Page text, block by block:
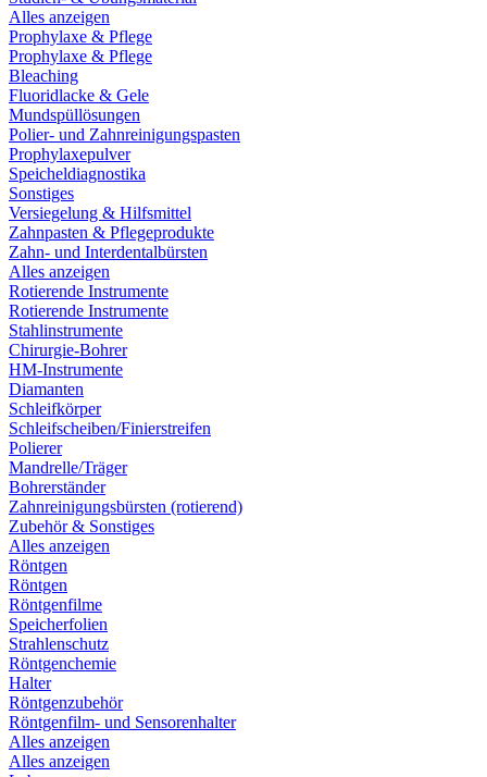
Alles anzeigen
Prophylaxe & Pflege
Prophylaxe & Pflege
Bleaching
Fluoridlacke & Gele
Mundspüllösungen
Polier- und Zahnreinigungspasten
Prophylaxepulver
Speicheldiagnostika
Sonstiges
Versiegelung & Hilfsmittel
Zahnpasten & Pflegeprodukte
Zahn- und Interdentalbürsten
Alles anzeigen
Rotierende Instrumente
Rotierende Instrumente
Stahlinstrumente
Chirurgie-Bohrer
HM-Instrumente
Diamanten
Schleifkörper
Schleifscheiben/Finierstreifen
Polierer
Mandrelle/Träger
Bohrerständer
Zahnreinigungsbürsten (rotierend)
Zubehör & Sonstiges
Alles anzeigen
Röntgen
Röntgen
Röntgenfilme
Speicherfolien
Strahlenschutz
Röntgenchemie
Halter
Röntgenzubehör
Röntgenfilm- und Sensorenhalter
Alles anzeigen
Alles anzeigen